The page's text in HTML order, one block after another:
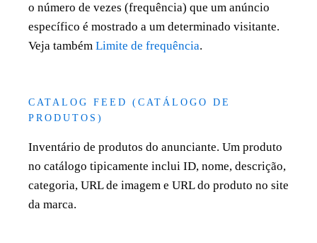
o número de vezes (frequência) que um anúncio
específico é mostrado a um determinado visitante.
Veja também Limite de frequência.
CATALOG FEED (CATÁLOGO DE
PRODUTOS)
Inventário de produtos do anunciante. Um produto
no catálogo tipicamente inclui ID, nome, descrição,
categoria, URL de imagem e URL do produto no site
da marca.